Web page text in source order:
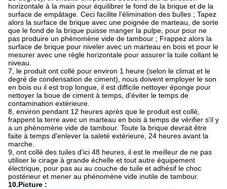
horizontale à la main pour équilibrer le fond de la brique et de la
surface de empâtage. Ceci facilite l'élimination des bulles ; Tapez
alors la surface de brique avec une poignée de marteau, de sorte
que le fond de la brique puisse manger la pulpe, pour pour ne
pas produire un phénomène vide de tambour ; Frappez alors la
surface de brique pour niveler avec un marteau en bois et pour le
mesurer avec une règle horizontale pour assurer la tuile collant le
niveau.
7, le produit ont collé pour environ 1 heure (selon le climat et le
degré de condensation de ciment), nous doivent employer le son
en bois ou il est trop longue, il est difficile nettoyer éponge pour
nettoyer la boue de ciment à temps, d'éviter le temps de
contamination extérieure.
8, environ pendant 12 heures après que le produit est collé,
frappent la terre avec un marteau en bois à temps de vérifier s'il y
a un phénomène vide de tambour. Toute la brique devrait être
faite à temps d'enlever la saleté extérieure, 24 heures avant la
marche.
9, ont collé des tuiles d'ici 48 heures, il est le meilleur de ne pas
utiliser le cirage à grande échelle et tout autre équipement
électrique, pour pas au au couche de tuile et adhésif le choc
postérieur et mener au phénomène vide inutile de tambour.
10.Picture :